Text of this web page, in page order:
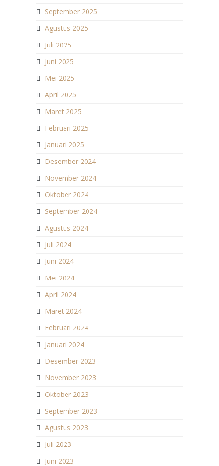
September 2025
Agustus 2025
Juli 2025
Juni 2025
Mei 2025
April 2025
Maret 2025
Februari 2025
Januari 2025
Desember 2024
November 2024
Oktober 2024
September 2024
Agustus 2024
Juli 2024
Juni 2024
Mei 2024
April 2024
Maret 2024
Februari 2024
Januari 2024
Desember 2023
November 2023
Oktober 2023
September 2023
Agustus 2023
Juli 2023
Juni 2023